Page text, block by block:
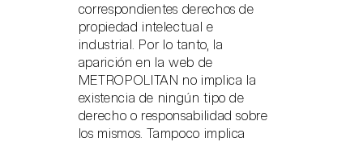
correspondientes derechos de
propiedad intelectual e
industrial. Por lo tanto, la
aparición en la web de
METROPOLITAN no implica la
existencia de ningún tipo de
derecho o responsabilidad sobre
los mismos. Tampoco implica